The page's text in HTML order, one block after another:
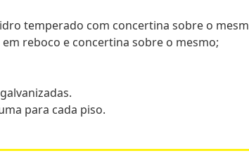
temperado com concertina sobre o
reboco e concertina sobre o mesmo;
para cada piso.